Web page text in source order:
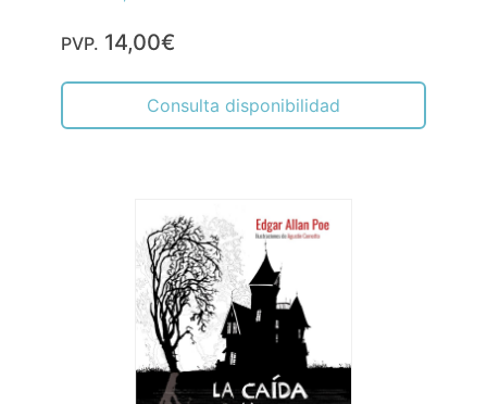
PVP. 14,00€
Consulta disponibilidad